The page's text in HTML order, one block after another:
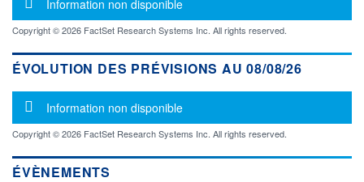
Information non disponible
Copyright © 2026 FactSet Research Systems Inc. All rights reserved.
ÉVOLUTION DES PRÉVISIONS AU 08/08/26
Message d'information
Information non disponible
Copyright © 2026 FactSet Research Systems Inc. All rights reserved.
ÉVÈNEMENTS